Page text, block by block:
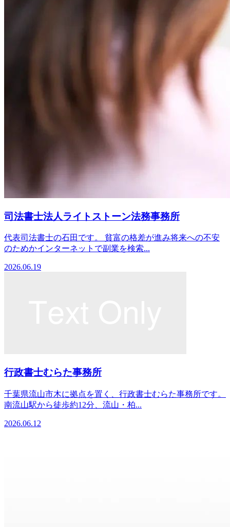
司法書士法人ライトストーン法務事務所
代表司法書士の石田です。 貧富の格差が進み将来への不安
のためかインターネットで副業を検索...
2026.06.19
行政書士むらた事務所
千葉県流山市木に拠点を置く、行政書士むらた事務所です。
南流山駅から徒歩約12分、流山・柏...
2026.06.12